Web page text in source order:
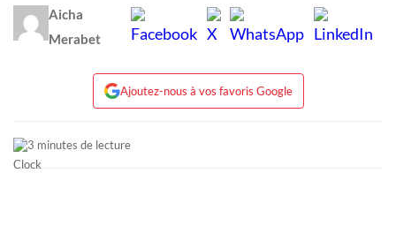
Aicha
Merabet
Ajoutez-nous à vos favoris Google
3 minutes de lecture